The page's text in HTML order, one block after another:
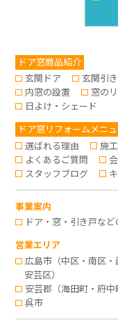
ドア窓商品紹介
玄関ドア
玄関引
内窓の設置
窓の
日よけ・シェード
ドア窓リフォームメニ
選ばれる理由
施
よくあるご質問
スタッフブログ
事業案内
ドア・窓・引き戸な
営業エリア
広島市（中区・南区
安芸区）
安芸郡（海田町・府中
呉市